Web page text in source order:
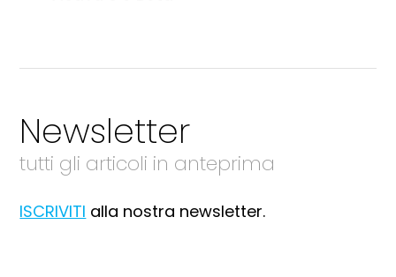
Newsletter
tutti gli articoli in anteprima
ISCRIVITI alla nostra newsletter.